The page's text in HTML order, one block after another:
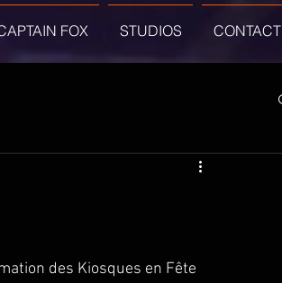
FOX STUDIOS CONTACT
des Kiosques en Fête